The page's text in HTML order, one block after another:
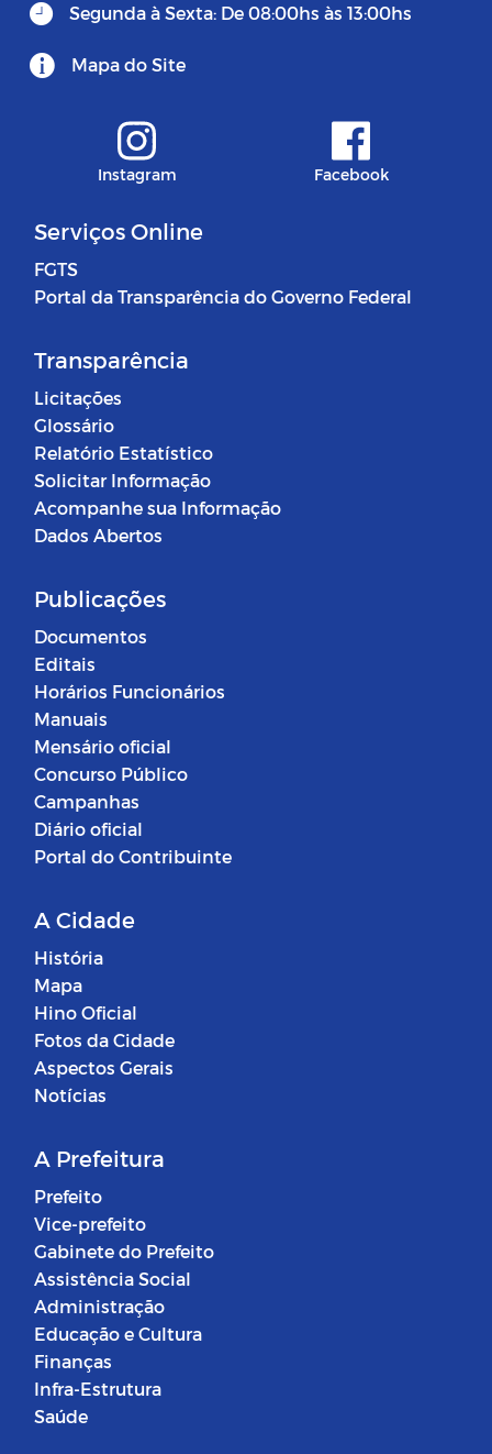
Segunda à Sexta: De 08:00hs às 13:00hs
Mapa do Site
Instagram Facebook
Serviços Online
FGTS
Portal da Transparência do Governo Federal
Transparência
Licitações
Glossário
Relatório Estatístico
Solicitar Informação
Acompanhe sua Informação
Dados Abertos
Publicações
Documentos
Editais
Horários Funcionários
Manuais
Mensário oficial
Concurso Público
Campanhas
Diário oficial
Portal do Contribuinte
A Cidade
História
Mapa
Hino Oficial
Fotos da Cidade
Aspectos Gerais
Notícias
A Prefeitura
Prefeito
Vice-prefeito
Gabinete do Prefeito
Assistência Social
Administração
Educação e Cultura
Finanças
Infra-Estrutura
Saúde